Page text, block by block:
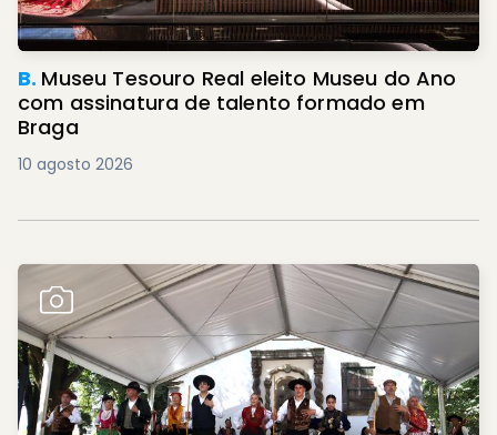
B. Museu Tesouro Real eleito Museu do Ano
com assinatura de talento formado em
Braga
10 agosto 2026